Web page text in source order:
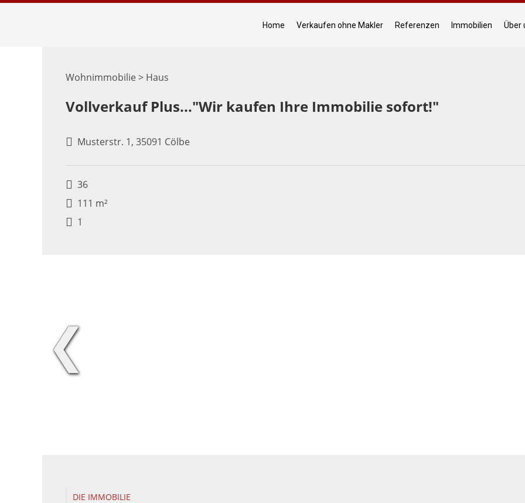
Home Verkaufen ohne Makler Referenzen Immobilien Über
Wohnimmobilie > Haus
Vollverkauf Plus..."Wir kaufen Ihre Immobilie sofort!"
Musterstr. 1, 35091 Cölbe
36
111 m²
1
❮
DIE IMMOBILIE